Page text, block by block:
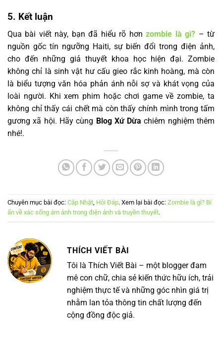
5. Kết luận
Qua bài viết này, bạn đã hiểu rõ hơnzombie là gì? – từ
nguồn gốc tín ngưỡng Haiti, sự biến đổi trong điện ảnh,
cho đến những giả thuyết khoa học hiện đại. Zombie
không chỉ là sinh vật hư cấu gieo rắc kinh hoàng, mà còn
là biểu tượng văn hóa phản ánh nỗi sợ và khát vọng của
loài người. Khi xem phim hoặc chơi game về zombie, ta
không chỉ thấy cái chết mà còn thấy chính mình trong tấm
gương xã hội. Hãy cùng Blog Xứ Dừa chiêm nghiệm thêm
nhé!.
Chuyên mục bài đọc: Cập Nhật, Hỏi Đáp. Xem lại bài đọc: Zombie là gì? Bí
ẩn về xác sống ám ảnh trong điện ảnh và truyền thuyết.
THÍCH VIẾT BÀI
Tôi là Thích Viết Bài – một blogger đam
mê con chữ, chia sẻ kiến thức hữu ích, trải
nghiệm thực tế và những góc nhìn giá trị
nhằm lan tỏa thông tin chất lượng đến
cộng đồng độc giả.